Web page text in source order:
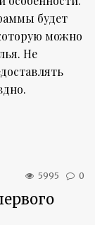
будет
можно
Не
5995 0